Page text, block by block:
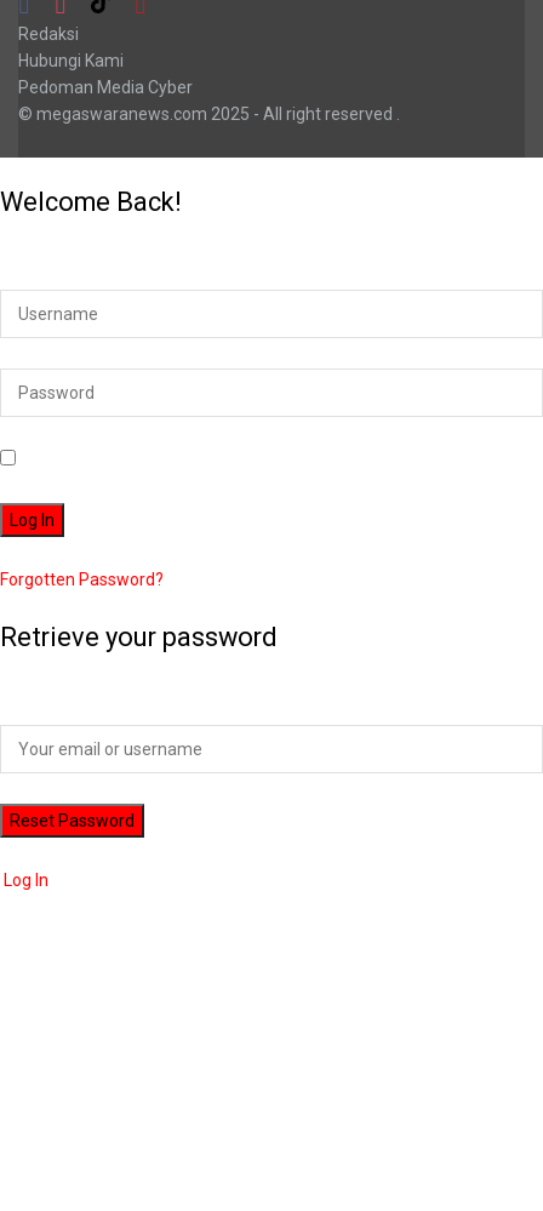
Redaksi
Hubungi Kami
Pedoman Media Cyber
© megaswaranews.com 2025 - All right reserved .
Welcome Back!
Forgotten Password?
Retrieve your password
Log In